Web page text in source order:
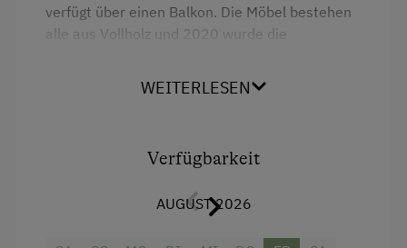
Ponyreiten
Schneeschuhwanderung
verfügt über einen Balkon. Die Möbel bestehen
alle aus Vollholz und 2020 wurde die
WEITERLESEN
Verfügbarkeit
AUGUST 2026